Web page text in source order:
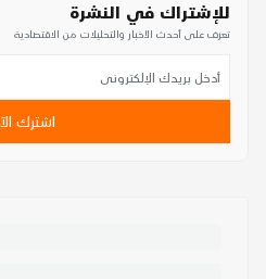
للإشتراك في النشرة
تعرف على أحدث الأخبار والتحليلات من الاقتصادية
اشترك